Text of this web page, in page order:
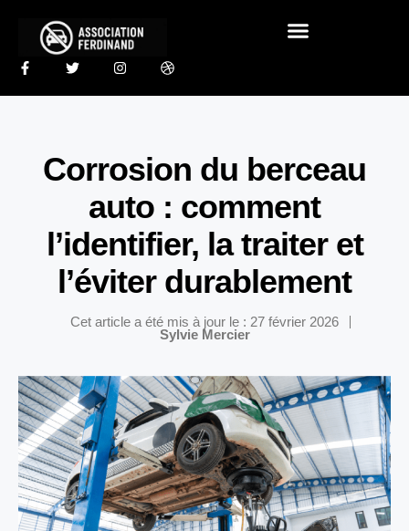
Corrosion du berceau
auto : comment
l’identifier, la traiter et
l’éviter durablement
Cet article a été mis à jour le : 27 février 2026
Sylvie Mercier